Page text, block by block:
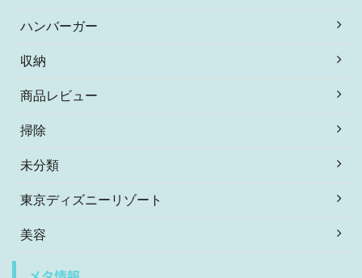
ハンバーガー
収納
商品レビュー
掃除
未分類
東京ディズニーリゾート
美容